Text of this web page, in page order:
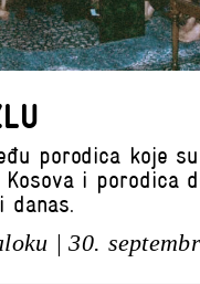
porodica koje
i porodica
danas.
| 30.